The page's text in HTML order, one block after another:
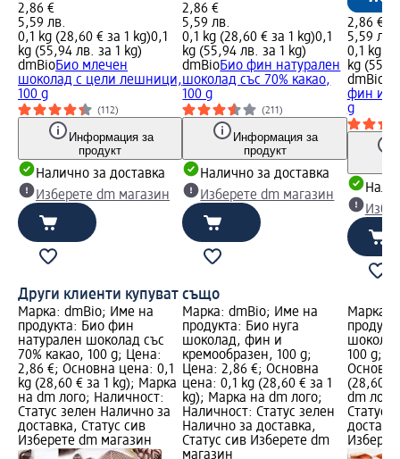
2,86 €
5,59 лв.
0,1 kg (28,60 € за 1 kg)0,1
kg (55,94 лв. за 1 kg)
dmBioБио млечен
шоколад с цели лешници,
100 g
(112)
Информация за
продукт
Налично за доставка
Изберете dm магазин
2,86 €
5,59 лв.
0,1 kg (28,60 € за 1 kg)0,1
kg (55,94 лв. за 1 kg)
dmBioБио фин натурален
шоколад със 70% какао,
100 g
(211)
Информация за
продукт
Налично за доставка
Изберете dm магазин
2,86 €
5,59 лв.
0,1 kg
kg
dmBio
фин и
g
Други клиенти купуват също
Марка: dmBio; Име на
продукта: Био фин
натурален шоколад със
70% какао, 100 g; Цена:
2,86 €; Основна цена: 0,1
kg (28,60 € за 1 kg); Марка
на dm лого; Наличност:
Статус зелен Налично за
доставка, Статус сив
Изберете dm магазин
Марка: dmBio; Име на
продукта: Био нуга
шоколад, фин и
кремообразен, 100 g;
Цена: 2,86 €; Основна
цена: 0,1 kg (28,60 € за 1
kg); Марка на dm лого;
Наличност: Статус зелен
Налично за доставка,
Статус сив Изберете dm
магазин
Марка:
100 g;
(28,60 €
dm
Статус